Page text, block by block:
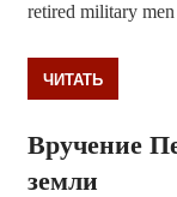
retired military
ЧИТАТЬ
Вручение
земли